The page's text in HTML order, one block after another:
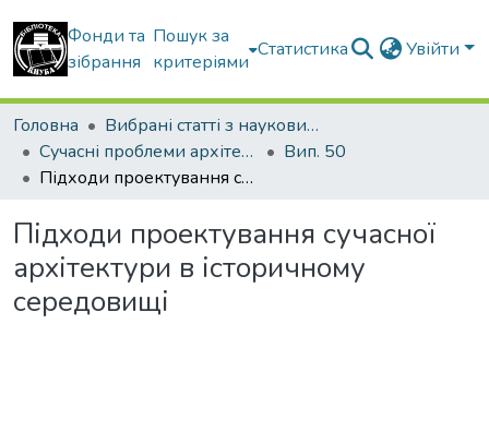
Фонди та
зібрання
Пошук за
критеріями
Статистика Увійти
Головна
Вибрані статті з наукових збірників КНУБА
Сучасні проблеми архітектури та містобудування
Вип. 50
Підходи проектування сучасної архітектури в історичному середовищі
Підходи проектування сучасної
архітектури в історичному
середовищі